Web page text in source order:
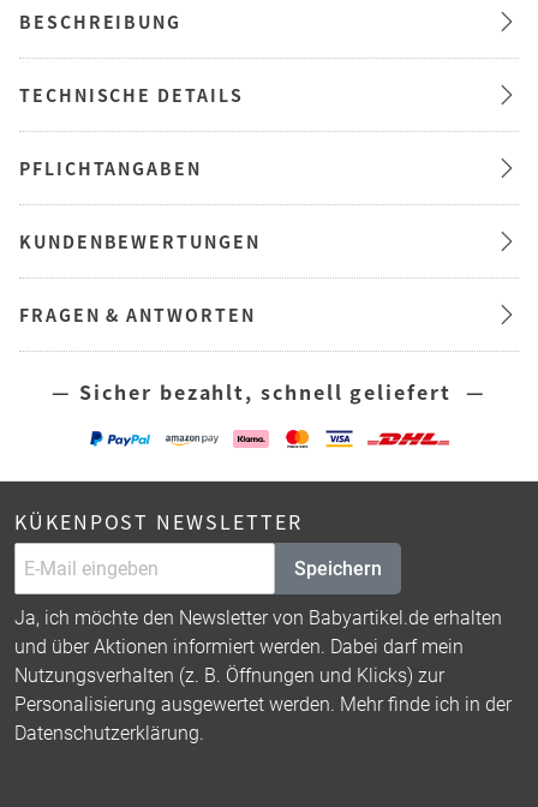
BESCHREIBUNG
TECHNISCHE DETAILS
PFLICHTANGABEN
KUNDENBEWERTUNGEN
FRAGEN & ANTWORTEN
— Sicher bezahlt, schnell geliefert —
KÜKENPOST NEWSLETTER
Speichern
Ja, ich möchte den Newsletter von Babyartikel.de erhalten
und über Aktionen informiert werden. Dabei darf mein
Nutzungsverhalten (z. B. Öffnungen und Klicks) zur
Personalisierung ausgewertet werden. Mehr finde ich in der
Datenschutzerklärung.